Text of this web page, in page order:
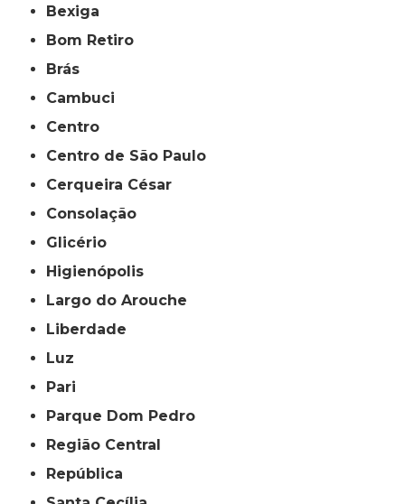
Bexiga
Bom Retiro
Brás
Cambuci
Centro
Centro de São Paulo
Cerqueira César
Consolação
Glicério
Higienópolis
Largo do Arouche
Liberdade
Luz
Pari
Parque Dom Pedro
Região Central
República